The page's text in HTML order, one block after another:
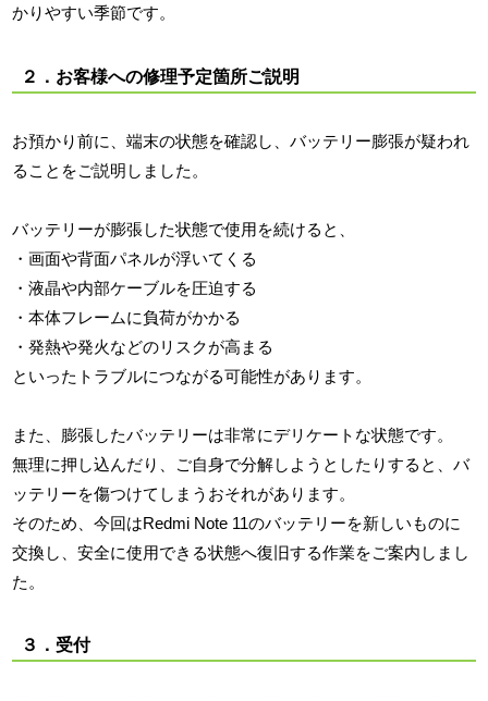
かりやすい季節です。
２．お客様への修理予定箇所ご説明
お預かり前に、端末の状態を確認し、バッテリー膨張が疑われ
ることをご説明しました。
バッテリーが膨張した状態で使用を続けると、
・画面や背面パネルが浮いてくる
・液晶や内部ケーブルを圧迫する
・本体フレームに負荷がかかる
・発熱や発火などのリスクが高まる
といったトラブルにつながる可能性があります。
また、膨張したバッテリーは非常にデリケートな状態です。
無理に押し込んだり、ご自身で分解しようとしたりすると、バ
ッテリーを傷つけてしまうおそれがあります。
そのため、今回はRedmi Note 11のバッテリーを新しいものに
交換し、安全に使用できる状態へ復旧する作業をご案内しまし
た。
３．受付